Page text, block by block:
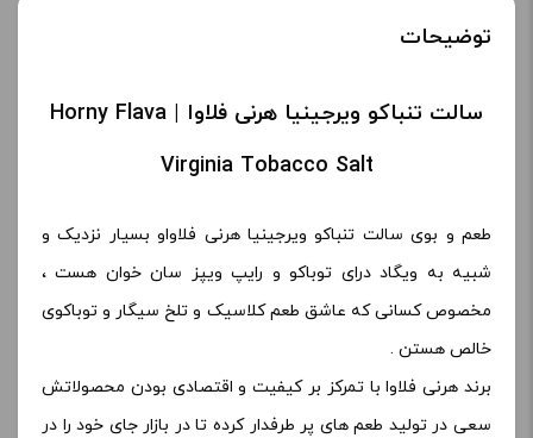
توضیحات
سالت تنباکو ویرجینیا هرنی فلاوا | Horny Flava
Virginia Tobacco Salt
طعم و بوی سالت تنباکو ویرجینیا هرنی فلاواو بسیار نزدیک و
شبیه به ویگاد درای توباکو و رایپ ویپز سان خوان هست ،
مخصوص کسانی که عاشق طعم کلاسیک و تلخ سیگار و توباکوی
خالص هستن .
برند هرنی فلاوا با تمرکز بر کیفیت و اقتصادی بودن محصولاتش
سعی در تولید طعم های پر طرفدار کرده تا در بازار جای خود را در